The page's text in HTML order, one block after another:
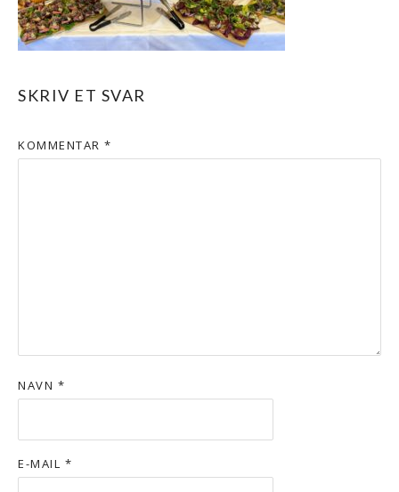
SKRIV ET SVAR
KOMMENTAR *
NAVN *
E-MAIL *